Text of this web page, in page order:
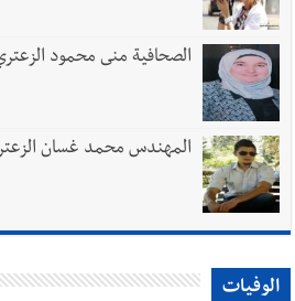
الصحافية منى محمود
المهندس محمد غسان
الوفيات